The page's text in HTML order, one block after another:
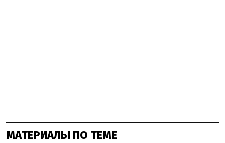
МАТЕРИАЛЫ ПО ТЕМЕ